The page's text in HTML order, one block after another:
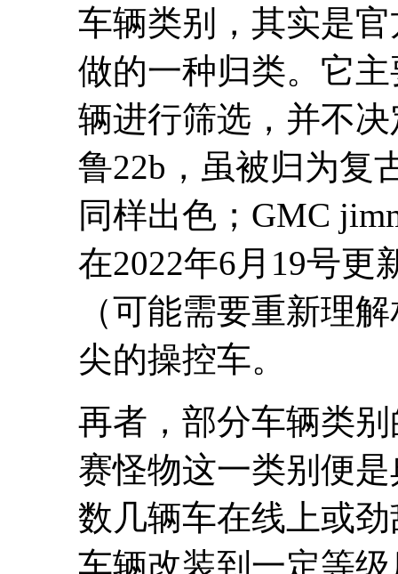
车辆类别，其实是
做的一种归类。它
辆进行筛选，并不
鲁22b，虽被归为复
同样出色；GMC
在2022年6月19号更
（可能需要重新理
尖的操控车。
再者，部分车辆类
赛怪物这一类别便
数几辆车在线上或
车辆改装到一定等